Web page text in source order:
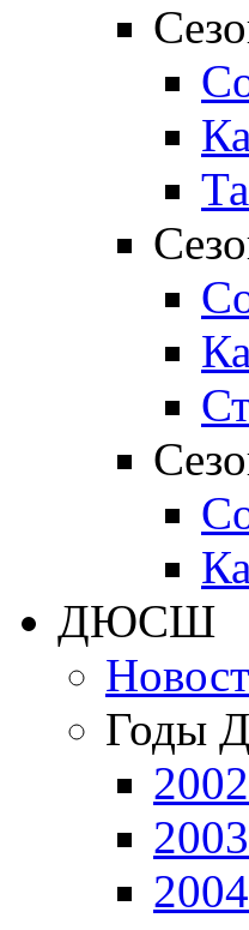
ДЮСШ
Годы